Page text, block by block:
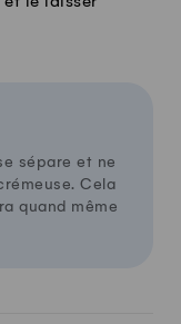
sépare et ne
Cela
quand même